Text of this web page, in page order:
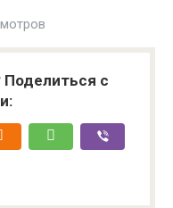
Поделиться с